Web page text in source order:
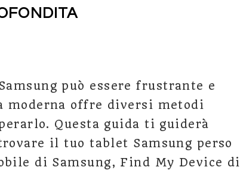
può essere frustrante e
moderna offre diversi metodi
Questa guida ti guiderà
il tuo tablet Samsung perso
di Samsung, Find My Device di